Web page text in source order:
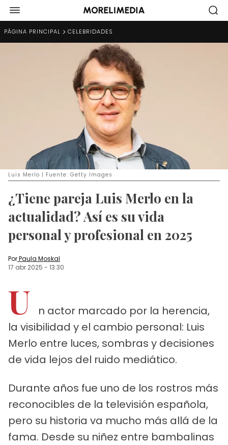
PÁGINA PRINCIPAL CELEBRIDADES
Luis Merlo | Fuente: Getty Images
¿Tiene pareja Luis Merlo en la
actualidad? Así es su vida
personal y profesional en 2025
PorPaula Moskal
17 abr 2025 - 13:30
U
n actor marcado por la herencia,
la visibilidad y el cambio personal: Luis
Merlo entre luces, sombras y decisiones
de vida lejos del ruido mediático.
Durante años fue uno de los rostros más
reconocibles de la televisión española,
pero su historia va mucho más allá de la
fama. Desde su niñez entre bambalinas